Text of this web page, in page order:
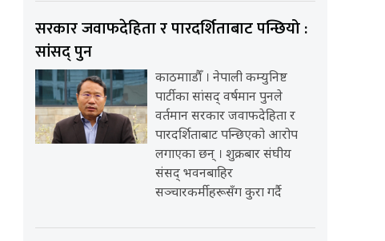
सरकार जवाफदेहिता र पारदर्शिताबाट पन्छियो :
सांसद् पुन
काठमााडौँ । नेपाली कम्युनिष्ट
पार्टीका सांसद् वर्षमान पुनले
वर्तमान सरकार जवाफदेहिता र
पारदर्शिताबाट पन्छिएको आरोप
लगाएका छन् । शुक्रबार संघीय
संसद् भवनबाहिर
सञ्चारकर्मीहरूसँग कुरा गर्दै